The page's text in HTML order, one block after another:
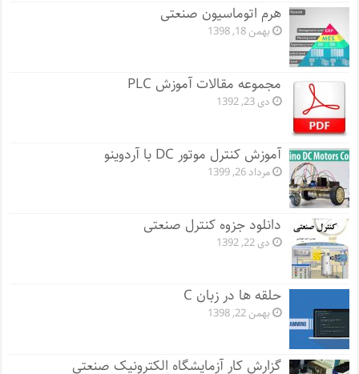
هرم اتوماسیون صنعتی
بهمن 18, 1398
مجموعه مقالات آموزش PLC
دی 23, 1392
آموزش کنترل موتور DC با آردوینو
مرداد 26, 1399
دانلود جزوه کنترل صنعتی
دی 22, 1392
حلقه ها در زبان C
بهمن 22, 1398
گزارش کار آزمایشگاه الکترونیک صنعتی